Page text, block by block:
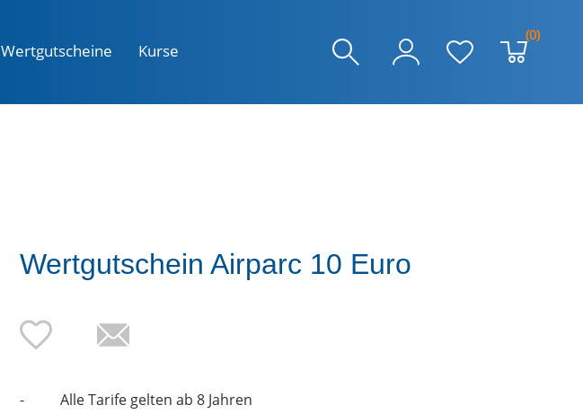
Wertgutscheine Kurse
(0)
Wertgutschein Airparc 10 Euro
- Alle Tarife gelten ab 8 Jahren